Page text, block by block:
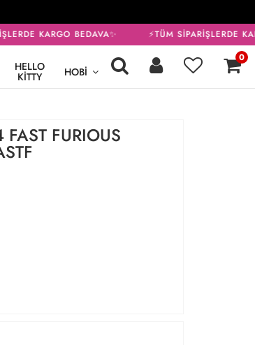
KARGO BEDAVA✨ ⚡TÜM SİPARİŞLERDE
HELLO
KITTY HOBI
0
FURIOUS